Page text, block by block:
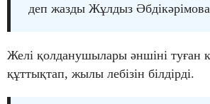
деп жазды Жұлдыз
Желі қолданушылары әншіні туған
құттықтап, жылы лебізін білдірді.